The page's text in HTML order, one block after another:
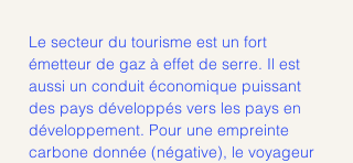
Le secteur du tourisme est un fort
émetteur de gaz à effet de serre. Il est
aussi un conduit économique puissant
des pays développés vers les pays en
développement. Pour une empreinte
carbone donnée (négative), le voyageur